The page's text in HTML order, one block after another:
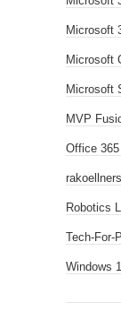
Microsoft
Microsoft
Microsoft
MVP
Office
Robotics
Tech-For-
Windows